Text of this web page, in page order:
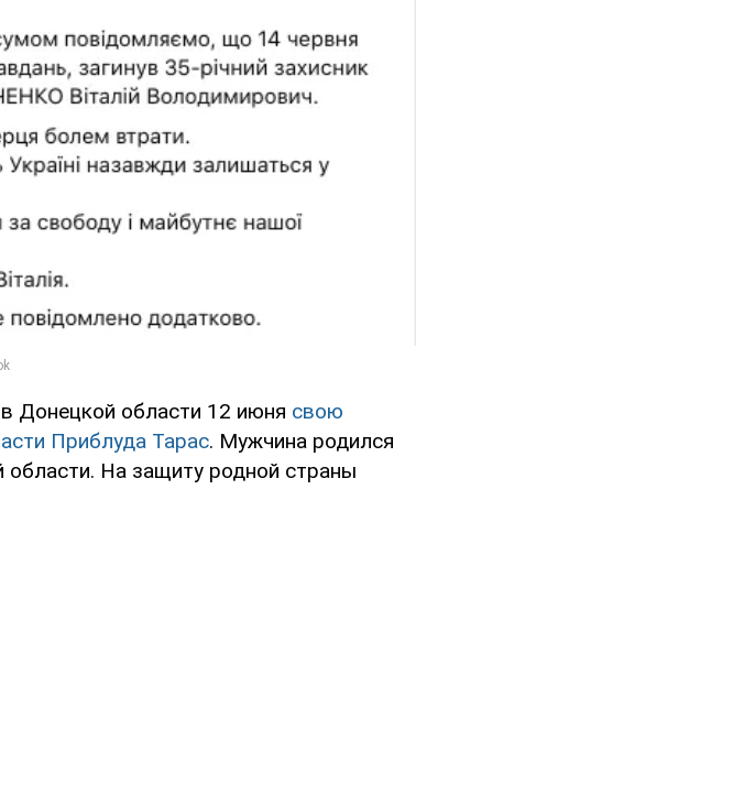
Донецкой области 12 июня свою
Приблуда Тарас. Мужчина родился
области. На защиту родной страны